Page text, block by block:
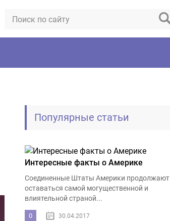
Популярные статьи
Интересные факты о Америке
Соединенные Штаты Америки продолжают
оставаться самой могущественной и
влиятельной страной...
0 30.04.2017